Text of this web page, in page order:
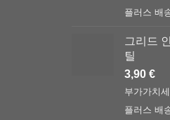
플러스 배
그리드
틸
3,90 €
부가가치
플러스 배